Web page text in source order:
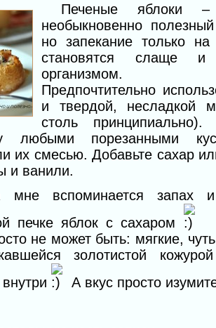
Печеные яблоки
необыкновенно
но запекание только
становятся слаще и
организмом.
Предпочтительно
и твердой, несладкой
столь
любыми порезанными
их смесью. Добавьте сахар
и ванили.
мне вспоминается запах
печке яблок с сахаром
не может быть: мягкие,
золотистой
А вкус просто